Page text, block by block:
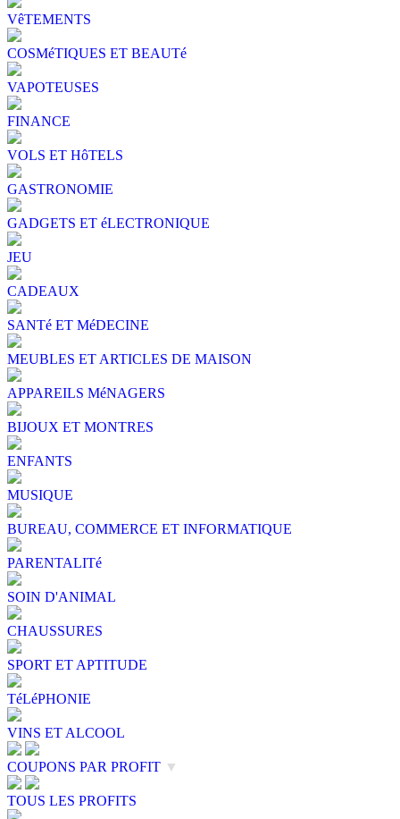
VêTEMENTS
COSMéTIQUES ET BEAUTé
VAPOTEUSES
FINANCE
VOLS ET HôTELS
GASTRONOMIE
GADGETS ET éLECTRONIQUE
JEU
CADEAUX
SANTé ET MéDECINE
MEUBLES ET ARTICLES DE MAISON
APPAREILS MéNAGERS
BIJOUX ET MONTRES
ENFANTS
MUSIQUE
BUREAU, COMMERCE ET INFORMATIQUE
PARENTALITé
SOIN D'ANIMAL
CHAUSSURES
SPORT ET APTITUDE
TéLéPHONIE
VINS ET ALCOOL
COUPONS PAR PROFIT ▼
TOUS LES PROFITS